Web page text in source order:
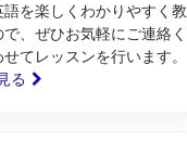
を楽しくわかりやすく教
、ぜひお気軽にご連絡く
てレッスンを行います。
る